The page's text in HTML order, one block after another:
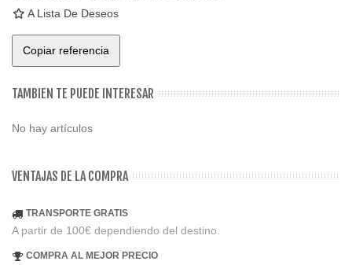
A Lista De Deseos
Copiar referencia
TAMBIEN TE PUEDE INTERESAR
No hay artículos
VENTAJAS DE LA COMPRA
TRANSPORTE GRATIS
A partir de 100€ dependiendo del destino.
COMPRA AL MEJOR PRECIO